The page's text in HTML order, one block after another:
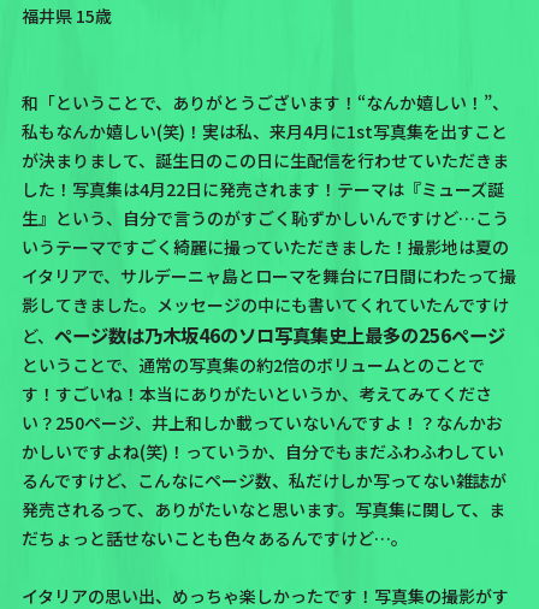
福井県 15歳
和「ということで、ありがとうございます！“なんか嬉しい！”、
私もなんか嬉しい(笑)！実は私、 来月4月に1st写真集を出すこと
が決まりまして、誕生日のこの日に生配信を行わせていただきま
した！写真集は4月22日に発売されます！ テーマは『ミューズ誕
生』 という、自分で言うのがすごく恥ずかしいんですけど…こう
いうテーマですごく綺麗に撮っていただきました！撮影地は夏の
イタリアで、サルデーニャ島とローマを舞台に7日間にわたって撮
影してきました。メッセージの中にも書いてくれていたんですけ
ど、 ページ数は乃木坂46のソロ写真集史上最多の256ページ
ということで、通常の写真集の約2倍のボリュームとのことで
す！すごいね！本当にありがたいというか、考えてみてくださ
い？250ページ、井上和しか載っていないんですよ！？なんかお
かしいですよね(笑)！っていうか、自分でもまだふわふわしてい
るんですけど、こんなにページ数、私だけしか写ってない雑誌が
発売されるって、ありがたいなと思います。写真集に関して、ま
だちょっと話せないことも色々あるんですけど…。
イタリアの思い出、めっちゃ楽しかったです！写真集の撮影がす